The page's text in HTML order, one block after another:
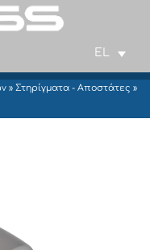
EL
» Στηρίγματα - Αποστάτες »